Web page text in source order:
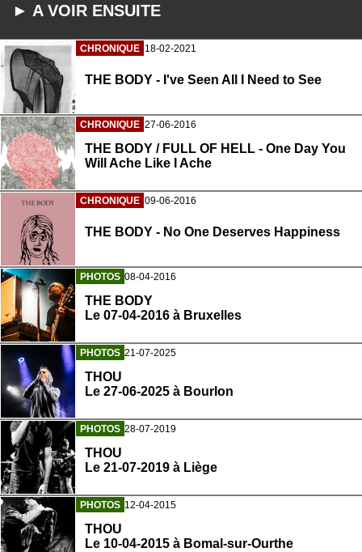
► A VOIR ENSUITE
CHRONIQUE 18-02-2021
THE BODY - I've Seen All I Need to See
CHRONIQUE 27-06-2016
THE BODY / FULL OF HELL - One Day You
Will Ache Like I Ache
CHRONIQUE 09-06-2016
THE BODY - No One Deserves Happiness
PHOTOS 08-04-2016
THE BODY
Le 07-04-2016 à Bruxelles
PHOTOS 21-07-2025
THOU
Le 27-06-2025 à Bourlon
PHOTOS 28-07-2019
THOU
Le 21-07-2019 à Liège
PHOTOS 12-04-2015
THOU
Le 10-04-2015 à Bomal-sur-Ourthe